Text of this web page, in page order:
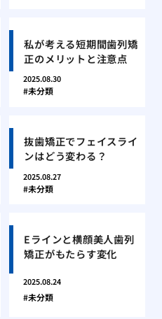
私が考える短期間歯列矯
正のメリットと注意点
2025.08.30
未分類
抜歯矯正でフェイスライ
ンはどう変わる？
2025.08.27
未分類
Eラインと横顔美人歯列
矯正がもたらす変化
2025.08.24
未分類